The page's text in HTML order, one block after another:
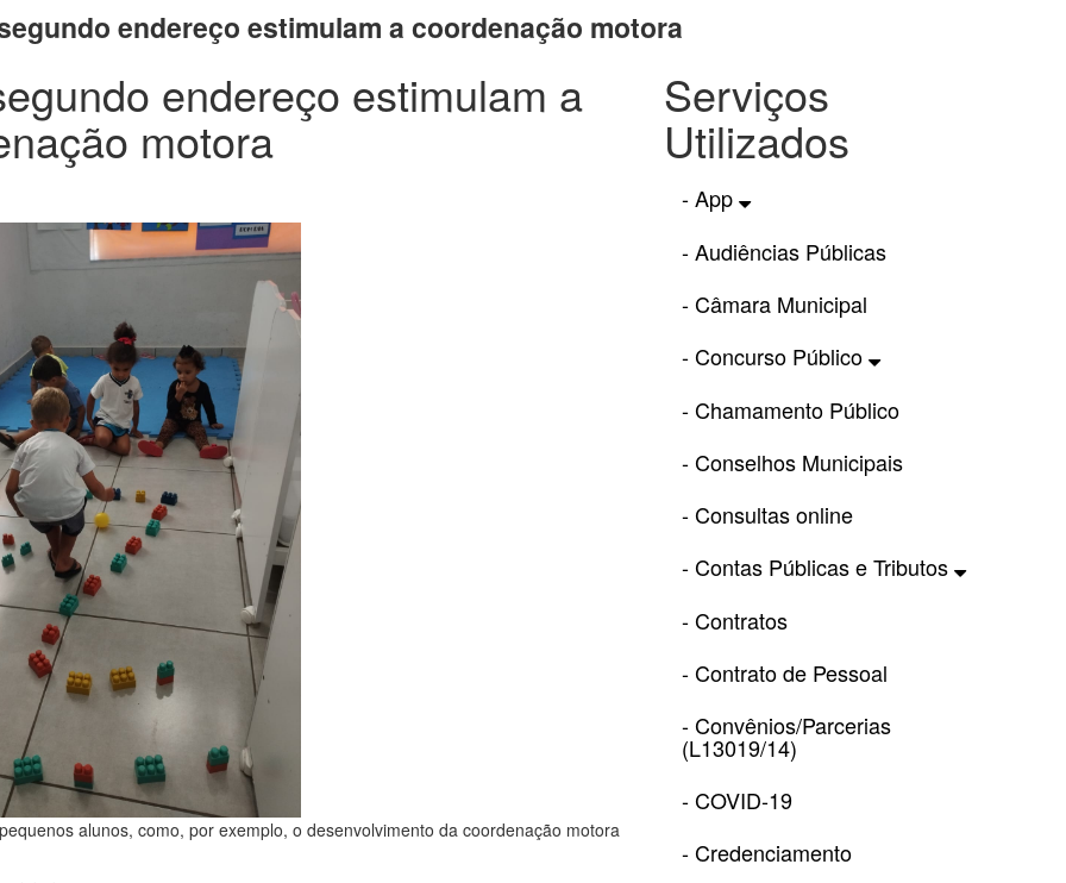
endereço estimulam a coordenação motora
endereço estimulam a
motora
alunos, como, por exemplo, o desenvolvimento da coordenação motora
Serviços
Utilizados
- App
- Audiências Públicas
- Câmara Municipal
- Concurso Público
- Chamamento Público
- Conselhos Municipais
- Consultas online
- Contas Públicas e Tributos
- Contratos
- Contrato de Pessoal
- Convênios/Parcerias
(L13019/14)
- COVID-19
- Credenciamento